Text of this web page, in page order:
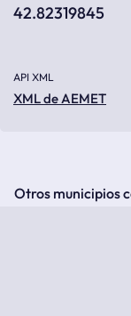
42.82319845
API XML
XML de AEMET
Otros municipios